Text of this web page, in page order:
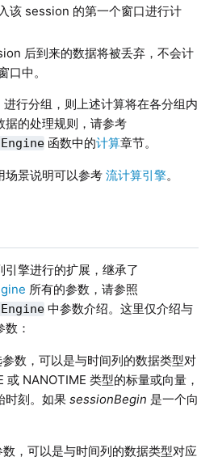
该 session 的第一个窗口进行计
后到来的数据将被丢弃，不会计
口中。
进行分组，则上述计算将在各分组内
据的处理规则，请参考
函数中的计算章节。
场景说明可以参考 流计算引擎。
擎进行的扩展，继承了
所有的参数，请参照
中参数介绍。这里仅介绍与
：
数，可以是与时间列的数据类型对
或 NANOTIME 类型的标量或向量，
时刻。如果 sessionBegin 是一个向
数，可以是与时间列的数据类型对应